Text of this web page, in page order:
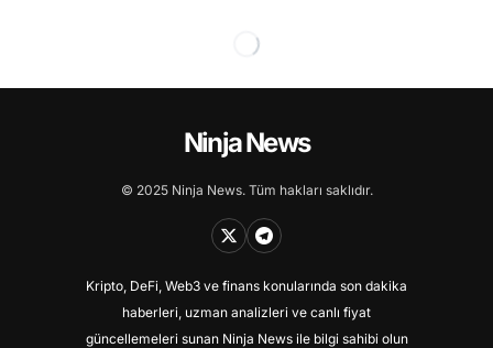
Ninja News
© 2025 Ninja News. Tüm hakları saklıdır.
Kripto, DeFi, Web3 ve finans konularında son dakika
haberleri, uzman analizleri ve canlı fiyat
güncellemeleri sunan Ninja News ile bilgi sahibi olun